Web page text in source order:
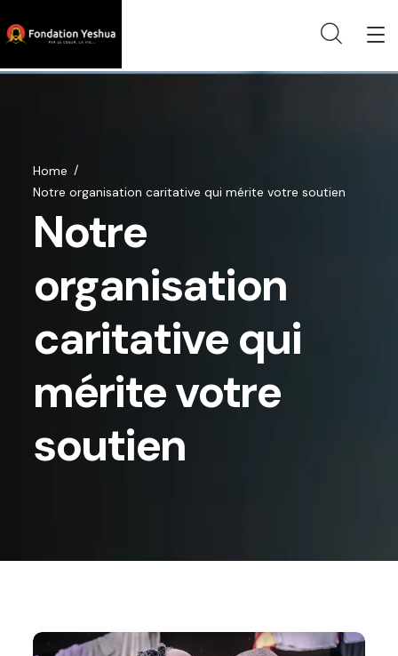
Notre
organisation
caritative qui
mérite votre
soutien
Home
Notre organisation caritative qui mérite votre soutien